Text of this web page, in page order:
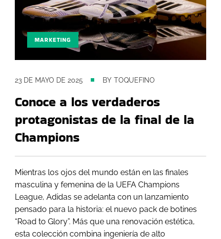
MARKETING
23 DE MAYO DE 2025 BY TOQUEFINO
Conoce a los verdaderos
protagonistas de la final de la
Champions
Mientras los ojos del mundo están en las finales
masculina y femenina de la UEFA Champions
League, Adidas se adelanta con un lanzamiento
pensado para la historia: el nuevo pack de botines
“Road to Glory”. Más que una renovación estética,
esta colección combina ingeniería de alto